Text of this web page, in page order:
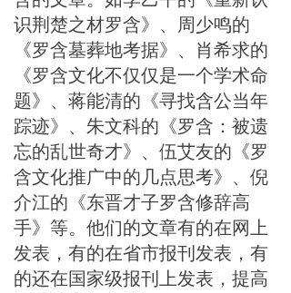
识荆楚之材罗含》、周少鸣的
《罗含墓葬地考据》、肖希求的
《罗含文化不仅仅是一个学术命
题》、蒋能清的《寻找含公当年
踪迹》、朱文科的《罗含：被遗
忘的乱世奇才》、伍艾友的《罗
含文化推广中的几点思考》、倪
介江的《东晋才子罗含修辞高
手》等。他们的文章有的在网上
发表，有的在省市报刊发表，有
的还在国家级报刊上发表，提高